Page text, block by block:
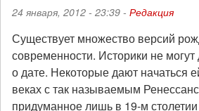
Мишель
24 января, 2012 - 23:39 - Редакция
Существует множество версий
современности. Историки не
о дате. Некоторые дают начаться
веках с так называемым
придуманное лишь в 19-м